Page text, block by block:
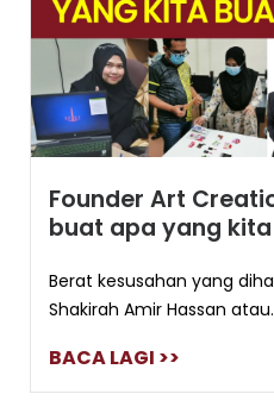
Founder Art
buat apa yang
Berat kesusahan yang
Shakirah Amir Hassan
BACA LAGI >>